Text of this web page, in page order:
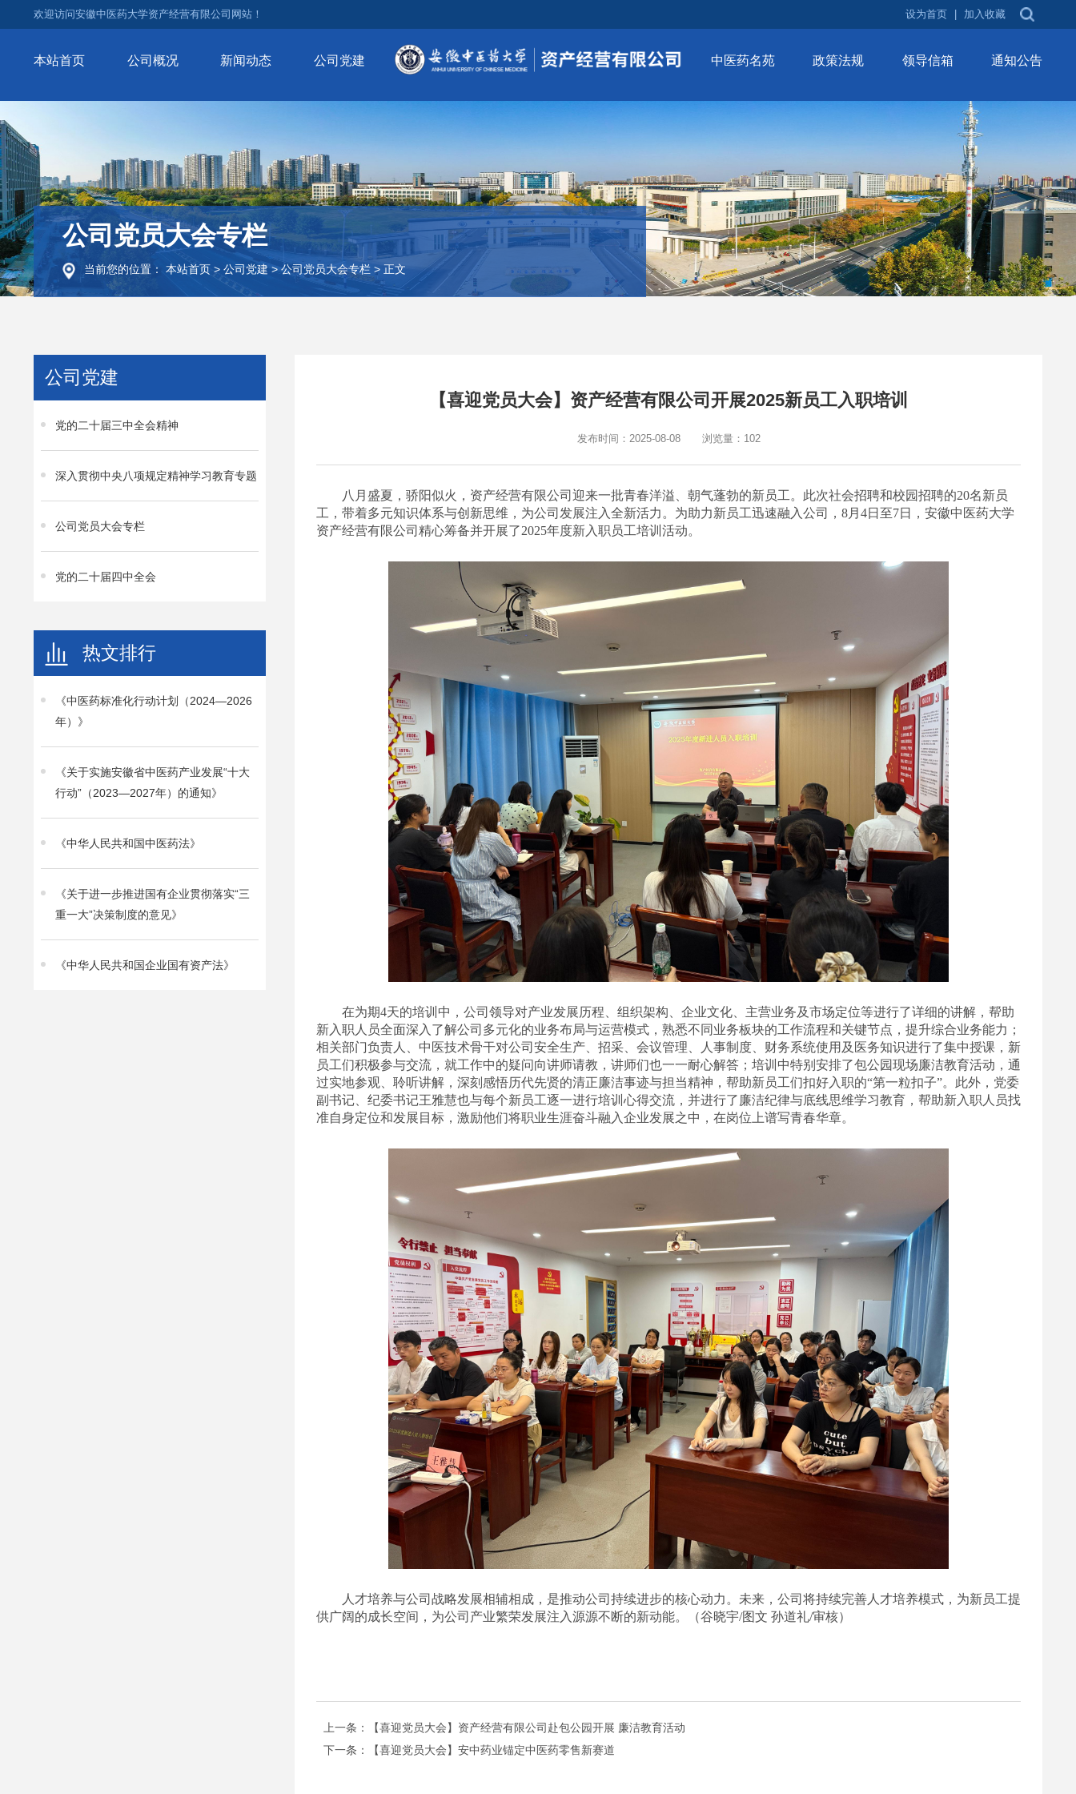
欢迎访问安徽中医药大学资产经营有限公司网站！ 设为首页 加入收藏
本站首页 公司概况 新闻动态 公司党建 中医药名苑 政策法规 领导信箱 通知公告
公司党员大会专栏
当前您的位置： 本站首页 > 公司党建 >公司党员大会专栏 > 正文
公司党建
党的二十届三中全会精神
深入贯彻中央八项规定精神学习教育专题
公司党员大会专栏
党的二十届四中全会
热文排行
《中医药标准化行动计划（2024—2026
年）》
《关于实施安徽省中医药产业发展“十大
行动”（2023—2027年）的通知》
《中华人民共和国中医药法》
《关于进一步推进国有企业贯彻落实“三
重一大”决策制度的意见》
《中华人民共和国企业国有资产法》
【喜迎党员大会】资产经营有限公司开展2025新员工入职培训
发布时间：2025-08-08 浏览量： 102
八月盛夏，骄阳似火，资产经营有限公司迎来一批青春洋溢、朝气蓬勃的新员工。此次社会招聘和校园招聘的20名新员
工，带着多元知识体系与创新思维，为公司发展注入全新活力。为助力新员工迅速融入公司，8月4日至7日，安徽中医药大学
资产经营有限公司精心筹备并开展了2025年度新入职员工培训活动。
在为期4天的培训中，公司 领导对产业发展历程、组织架构、企业文化、主营业务及市场定位等进行了详细的讲解，帮助
新入职人员全面深入了解公司多元化的业务布局与运营模式，熟悉不同业务板块的工作流程和关键节点，提升综合业务能力；
相关部门负责人、中医技术骨干对公司安全生产、招采、会议管理、人事制度、财务系统使用及医务知识进行了集中授课，新
员工们积极参与交流，就工作中的疑问向讲师请教，讲师们也一一耐心解答；培训中特别安排了包公园现场廉洁教育活动，通
过实地参观、聆听讲解，深刻感悟历代先贤的清正廉洁事迹与担当精神， 帮助新员工们扣好入职的“第一粒扣子”。此外，党委
副书记、纪委书记王雅慧也与每个新员工逐一进行培训心得交流，并进行了廉洁纪律与底线思维学习教育，帮助新入职人员找
准自身定位和发展目标，激励他们将职业生涯奋斗融入企业发展之中，在岗位上谱写青春华章。
人才培养与公司战略发展相辅相成，是推动公司持续进步的核心动力。未来，公司将持续完善人才培养模式，为新员工提
供广阔的成长空间，为公司产业繁荣发展注入源源不断的新动能。
（谷晓宇/图文 孙道礼/审核）
上一条：【喜迎党员大会】资产经营有限公司赴包公园开展 廉洁教育活动
下一条：【喜迎党员大会】安中药业锚定中医药零售新赛道